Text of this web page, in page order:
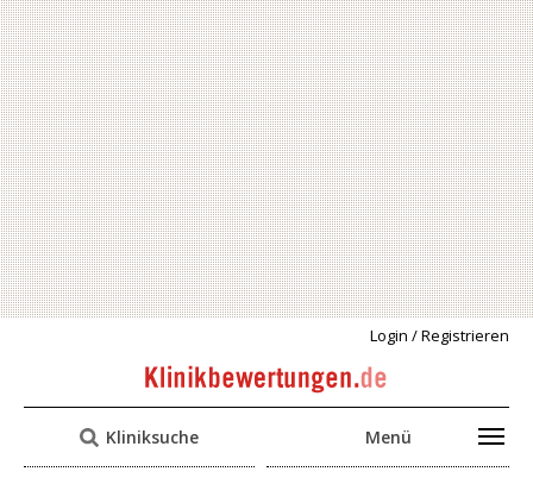
Login / Registrieren
Kliniksuche Menü